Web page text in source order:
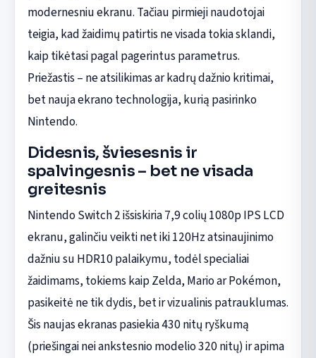
modernesniu ekranu. Tačiau pirmieji naudotojai
teigia, kad žaidimų patirtis ne visada tokia sklandi,
kaip tikėtasi pagal pagerintus parametrus.
Priežastis – ne atsilikimas ar kadrų dažnio kritimai,
bet nauja ekrano technologija, kurią pasirinko
Nintendo.
Didesnis, šviesesnis ir
spalvingesnis – bet ne visada
greitesnis
Nintendo Switch 2 išsiskiria 7,9 colių 1080p IPS LCD
ekranu, galinčiu veikti net iki 120Hz atsinaujinimo
dažniu su HDR10 palaikymu, todėl specialiai
žaidimams, tokiems kaip Zelda, Mario ar Pokémon,
pasikeitė ne tik dydis, bet ir vizualinis patrauklumas.
Šis naujas ekranas pasiekia 430 nitų ryškumą
(priešingai nei ankstesnio modelio 320 nitų) ir apima